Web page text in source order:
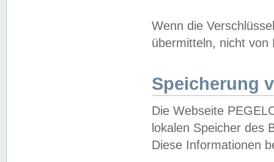
Wenn die
übermitteln, nicht von
Speicherung
Die Webseite
lokalen Speicher des
Diese Informationen